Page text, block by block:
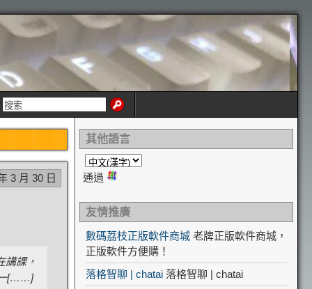
3 月 30 日
講課，
一[……]
其他語言
通過
友情推廣
數碼荔枝正版軟件商城 老牌正版軟件商城，
正版軟件方便購！
落格智聊 | chatai 落格智聊 | chatai